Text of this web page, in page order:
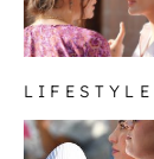
LIFESTYLE